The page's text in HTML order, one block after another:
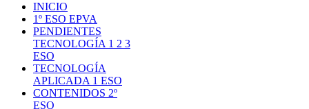
INICIO
1º ESO EPVA
PENDIENTES
TECNOLOGÍA 1 2 3
ESO
TECNOLOGÍA
APLICADA 1 ESO
CONTENIDOS 2º
ESO